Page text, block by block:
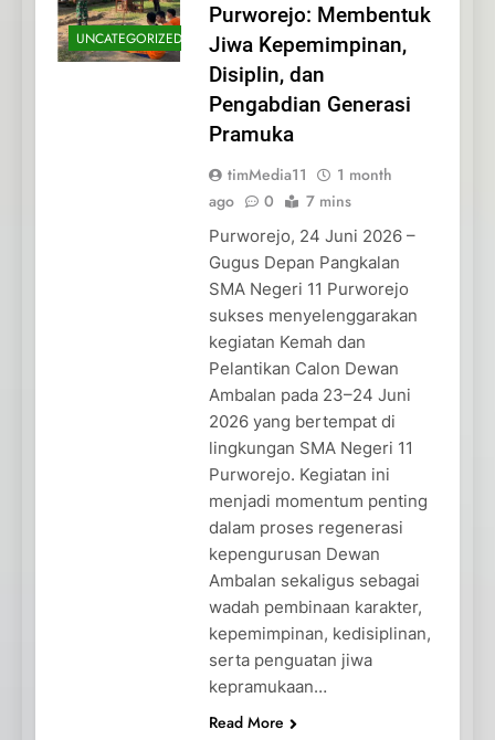
UNCATEGORIZED
Purworejo: Membentuk
Jiwa Kepemimpinan,
Disiplin, dan
Pengabdian Generasi
Pramuka
timMedia11
1 month
ago
0 7 mins
Purworejo, 24 Juni 2026 –
Gugus Depan Pangkalan
SMA Negeri 11 Purworejo
sukses menyelenggarakan
kegiatan Kemah dan
Pelantikan Calon Dewan
Ambalan pada 23–24 Juni
2026 yang bertempat di
lingkungan SMA Negeri 11
Purworejo. Kegiatan ini
menjadi momentum penting
dalam proses regenerasi
kepengurusan Dewan
Ambalan sekaligus sebagai
wadah pembinaan karakter,
kepemimpinan, kedisiplinan,
serta penguatan jiwa
kepramukaan…
Read More